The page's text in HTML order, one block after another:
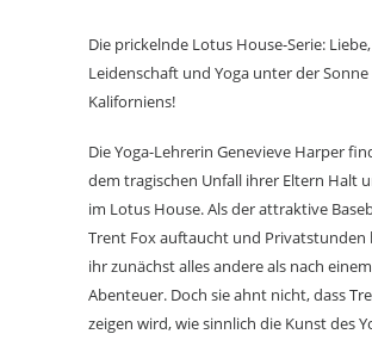
Die prickelnde Lotus House-Serie: Liebe,
Leidenschaft und Yoga unter der Sonne
Kaliforniens!
Die Yoga-Lehrerin Genevieve Harper
dem tragischen Unfall ihrer Eltern Halt
im Lotus House. Als der attraktive
Trent Fox auftaucht und Privatstunden
ihr zunächst alles andere als nach
Abenteuer. Doch sie ahnt nicht, dass
zeigen wird, wie sinnlich die Kunst des